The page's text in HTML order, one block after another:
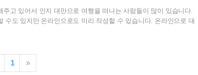
았다면 대만으로 출국전 어서 대만 여행지원금도 신청..
주고 있어서 인지 대만으로 여행을 떠나는 사람들이 많이 있습니다.
수도 있지만 온라인으로도 미리 작성할 수 있습니다. 온라인으로 대
우 e-gate도 등록을 할 수 있고, 입국을 준비하며 분주하게 종이 신
라도 걱정 없이 대만입국신고서를 작성할 수 있습니다. 대만 입국신
대만 여행지원금도 신청하셔서 즐거운 대만 여..
1 »